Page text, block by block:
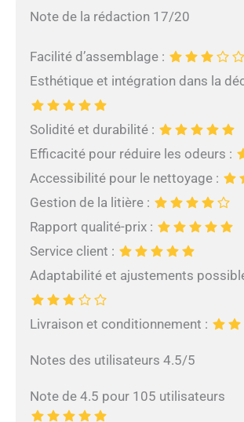
Note de la rédaction 17/20
Facilité d’assemblage :
Esthétique et intégration dans la
Solidité et durabilité :
Efficacité pour réduire les odeurs :
Accessibilité pour le nettoyage :
Gestion de la litière :
Rapport qualité-prix :
Service client :
Adaptabilité et ajustements
Livraison et conditionnement :
Notes des utilisateurs 4.5/5
Note de 4.5 pour 105 utilisateurs